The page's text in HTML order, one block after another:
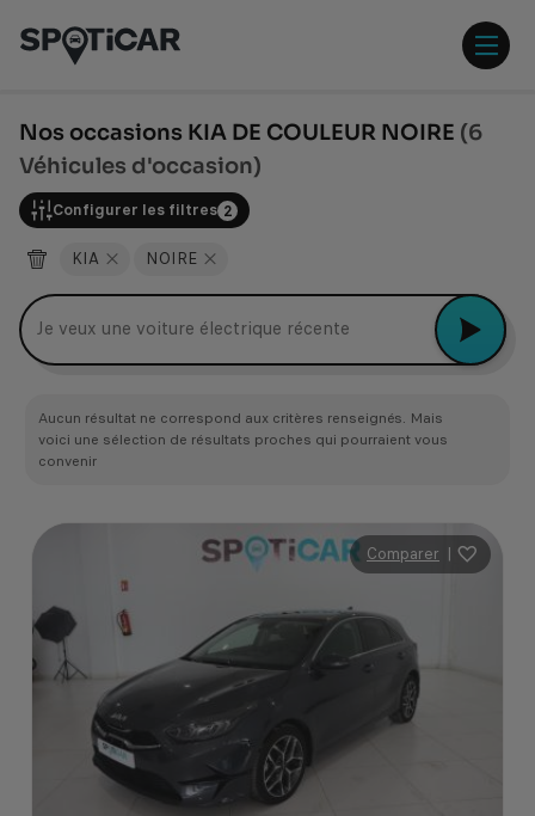
contenu
pied
Nos occasions KIA DE COULEUR NOIRE (6
Véhicules d'occasion)
Configurer les filtres 2
KIA NOIRE
Je veux une voiture électrique récente
Aucun résultat ne correspond aux critères renseignés. Mais
voici une sélection de résultats proches qui pourraient vous
convenir
Comparer |